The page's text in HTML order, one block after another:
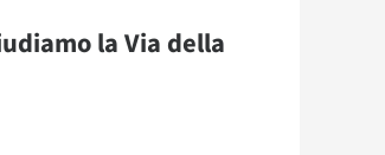
la Via della